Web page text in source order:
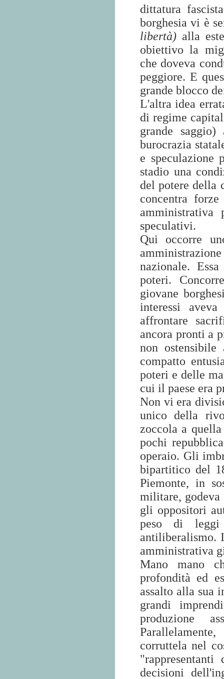
dittatura
borghesia vi è
libertà) alla
obiettivo la
che doveva
peggiore. E
grande blocco
L'altra idea
di regime
grande
burocrazia
e speculazione
stadio una
del potere della
concentra
amministrativa
speculativi.
Qui occorre
nazionale.
poteri.
giovane
interessi
affrontare
ancora pronti a
non
compatto
poteri e delle
cui il paese era
Non vi era
unico della
zoccola a
pochi
operaio. Gli
bipartitico del
Piemonte, in
militare,
gli oppositori
peso di leggi
antiliberalismo.
amministrativa
Mano mano
profondità ed
assalto alla sua
grandi
produzione
corruttela nel
decisioni